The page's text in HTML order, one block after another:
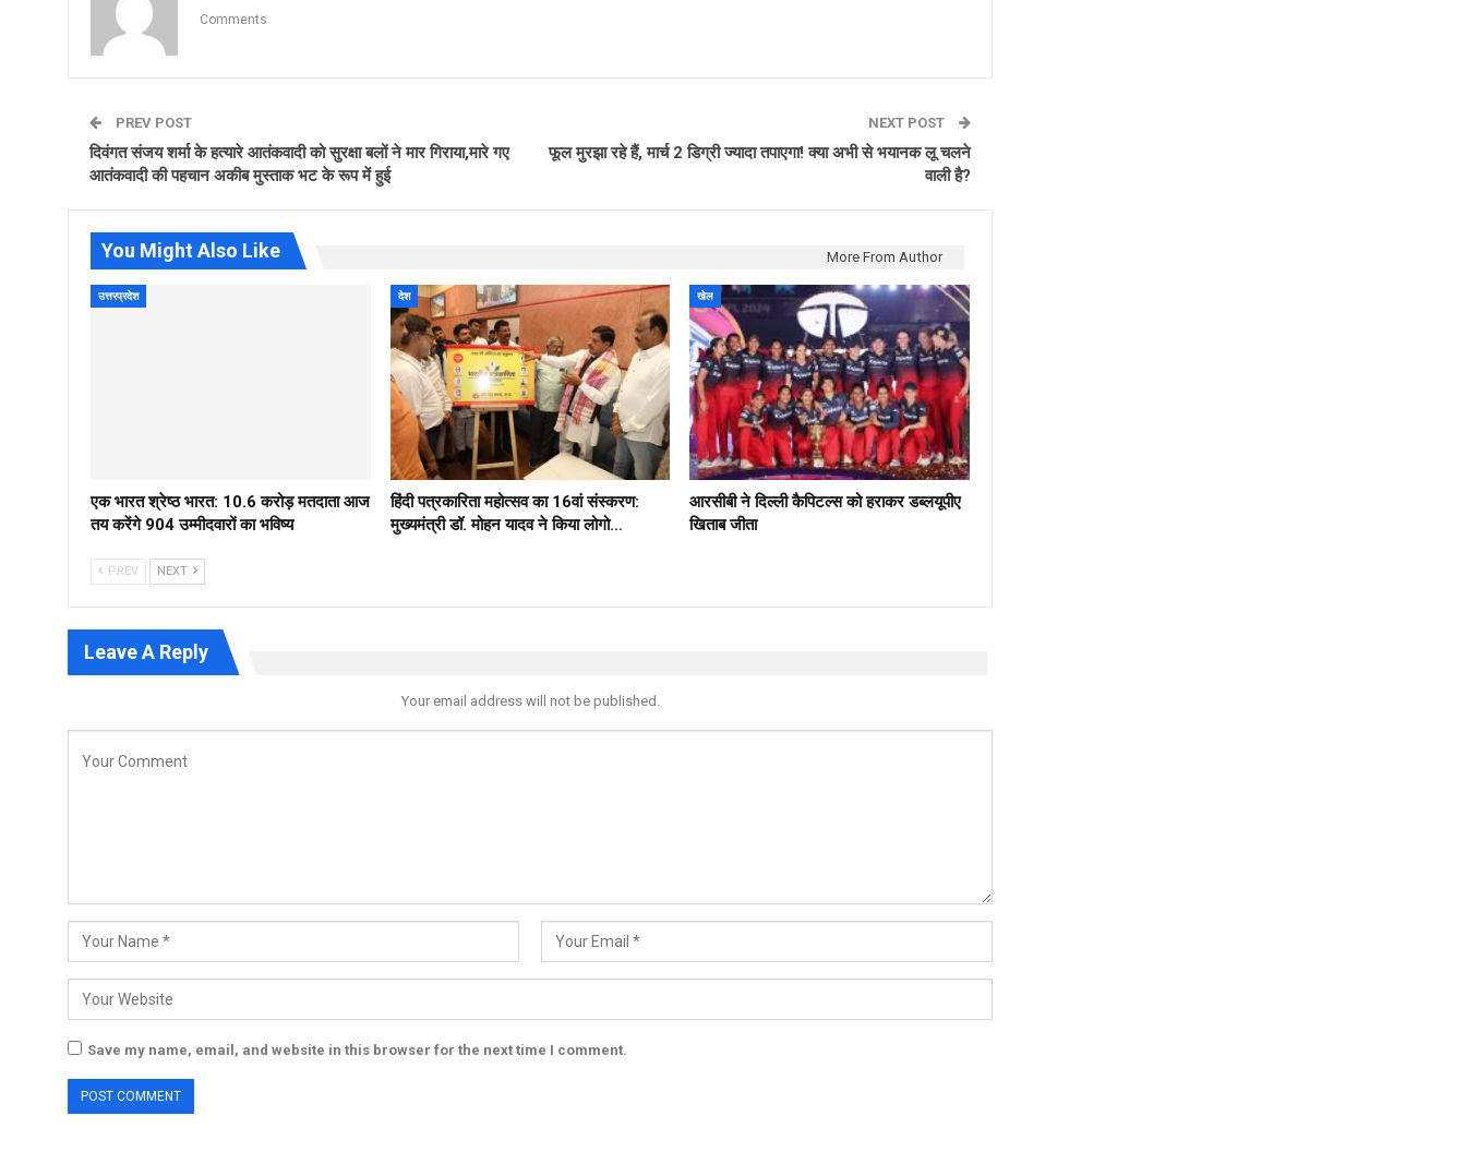
Comments
PREV POST
दिवंगत संजय शर्मा के हत्यारे आतंकवादी को सुरक्षा बलों ने मार गिराया,मारे गए
आतंकवादी की पहचान अकीब मुस्ताक भट के रूप में हुई
NEXT POST
फूल मुरझा रहे हैं, मार्च 2 डिग्री ज्यादा तपाएगा! क्‍या अभी से भयानक लू चलने
वाली है?
You Might Also Like More From Author
उत्तरप्रदेश
एक भारत श्रेष्ठ भारत: 10.6 करोड़ मतदाता आज
तय करेंगे 904 उम्मीदवारों का भविष्य
देश
हिंदी पत्रकारिता महोत्सव का 16वां संस्करण:
मुख्यमंत्री डॉ. मोहन यादव ने किया लोगो…
खेल
आरसीबी ने दिल्ली कैपिटल्स को हराकर डब्लयूपीए
खिताब जीता
PREV NEXT
Leave A Reply
Your email address will not be published.
Save my name, email, and website in this browser for the next time I comment.